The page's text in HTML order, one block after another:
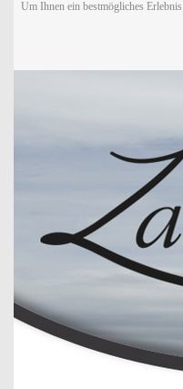
Um Ihnen ein bestmögliches